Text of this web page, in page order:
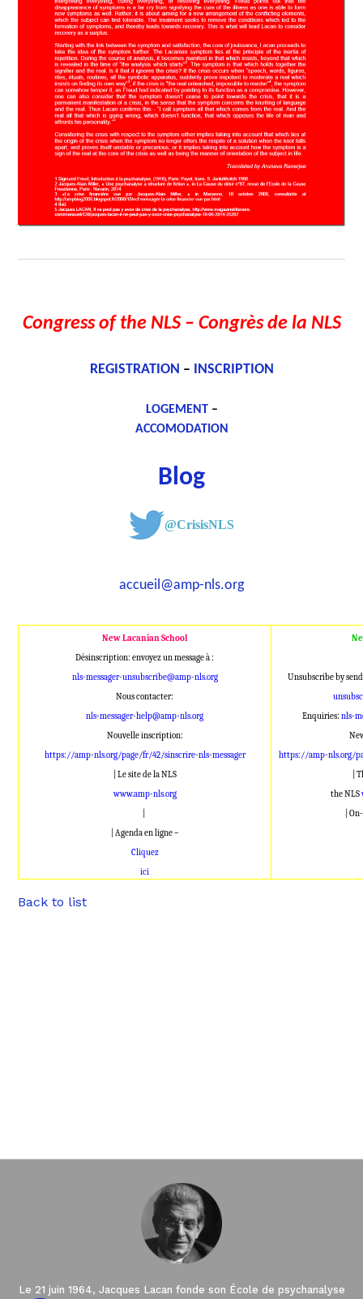
Congress of the NLS – Congrès de la NLS
REGISTRATION – INSCRIPTION
LOGEMENT–
ACCOMODATION
Blog
@CrisisNLS
accueil@amp-nls.org
New Lacanian School
Désinscription: envoyez un message à :
nls-messager-unsubscribe@amp-nls.org
Nous contacter:
nls-messager-help@amp-nls.org
Nouvelle inscription:
https://amp-nls.org/page/fr/42/sinscrire-nls-messager
| Le site de la NLS
www.amp-nls.org
| Agenda en ligne –
Cliquez
ici
Unsubscribe by
Enquiries:nls-
https://amp-nls.org/
|
the NLS
|
Back to list
Le 21 juin 1964, Jacques Lacan fonde son École de psychanalyse